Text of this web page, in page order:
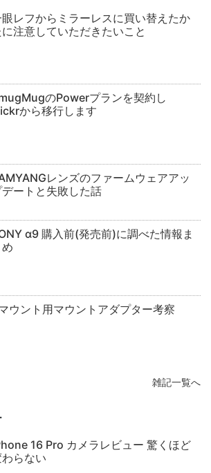
レフからミラーレスに買い替えたか
に注意していただきたいこと
のPowerプランを契約し
から移行します
レンズのファームウェアアッ
デートと失敗した話
α9 購入前(発売前)に調べた情報ま
め
ウント用マウントアダプター考察
雑記一覧へ
16 Pro カメラレビュー 驚くほど
らない